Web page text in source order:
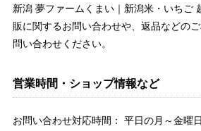
新潟 夢ファームくまい｜新潟米・いちご
販に関するお問い合わせや、返品などのご
問い合わせください。
営業時間・ショップ情報など
お問い合わせ対応時間： 平日の月～金